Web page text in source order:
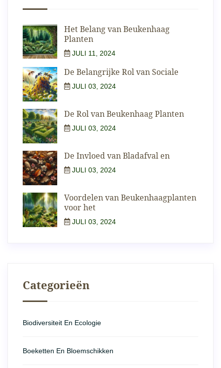
Het Belang van Beukenhaag
Planten
JULI 11, 2024
De Belangrijke Rol van Sociale
JULI 03, 2024
De Rol van Beukenhaag Planten
JULI 03, 2024
De Invloed van Bladafval en
JULI 03, 2024
Voordelen van Beukenhaagplanten
voor het
JULI 03, 2024
Categorieën
Biodiversiteit En Ecologie
Boeketten En Bloemschikken